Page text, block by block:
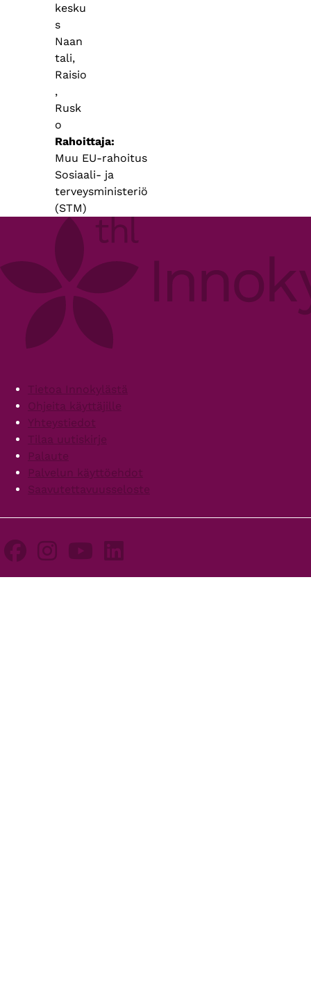
kesku
s
Naan
tali,
Raisio
,
Rusk
o
Rahoittaja
Muu EU-rahoitus
Sosiaali- ja
terveysministeriö
(STM)
FooterTietoa Innokylästä
Ohjeita käyttäjille
Yhteystiedot
Tilaa uutiskirje
Palaute
Palvelun käyttöehdot
Saavutettavuusseloste